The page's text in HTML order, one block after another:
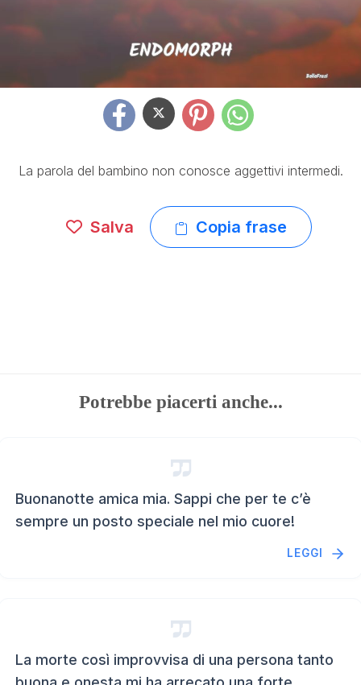
La parola del bambino non conosce aggettivi intermedi.
Salva Copia frase
Potrebbe piacerti anche...
Buonanotte amica mia. Sappi che per te c’è
sempre un posto speciale nel mio cuore!
LEGGI
La morte così improvvisa di una persona tanto